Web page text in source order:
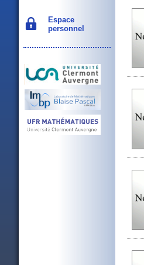
Espace
personnel